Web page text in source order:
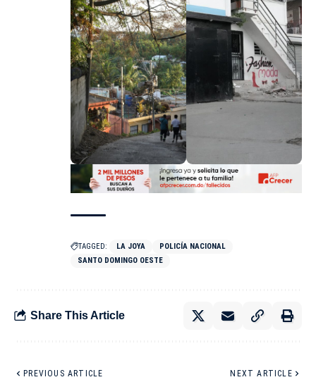
TAGGED: LA JOYA
POLICÍA NACIONAL
SANTO DOMINGO OESTE
Share This Article
PREVIOUS ARTICLE NEXT ARTICLE